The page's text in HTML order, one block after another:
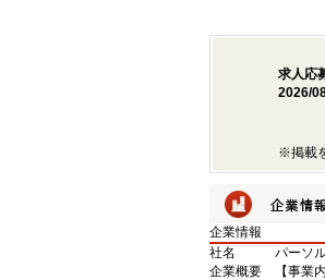
求人応
2026/
※掲載
企業情報
社名
パーソ
企業概要
【事業